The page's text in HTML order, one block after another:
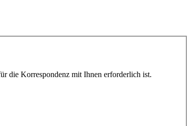
die Korrespondenz mit Ihnen erforderlich ist.